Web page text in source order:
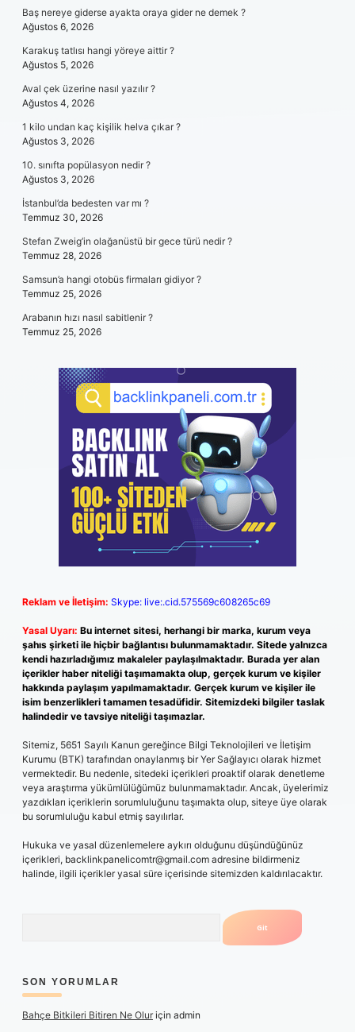
Baş nereye giderse ayakta oraya gider ne demek ?
Ağustos 6, 2026
Karakuş tatlısı hangi yöreye aittir ?
Ağustos 5, 2026
Aval çek üzerine nasıl yazılır ?
Ağustos 4, 2026
1 kilo undan kaç kişilik helva çıkar ?
Ağustos 3, 2026
10. sınıfta popülasyon nedir ?
Ağustos 3, 2026
İstanbul’da bedesten var mı ?
Temmuz 30, 2026
Stefan Zweig’in olağanüstü bir gece türü nedir ?
Temmuz 28, 2026
Samsun’a hangi otobüs firmaları gidiyor ?
Temmuz 25, 2026
Arabanın hızı nasıl sabitlenir ?
Temmuz 25, 2026
Reklam ve İletişim: Skype: live:.cid.575569c608265c69
Yasal Uyarı: Bu internet sitesi, herhangi bir marka, kurum veya
şahıs şirketi ile hiçbir bağlantısı bulunmamaktadır. Sitede yalnızca
kendi hazırladığımız makaleler paylaşılmaktadır. Burada yer alan
içerikler haber niteliği taşımamakta olup, gerçek kurum ve kişiler
hakkında paylaşım yapılmamaktadır. Gerçek kurum ve kişiler ile
isim benzerlikleri tamamen tesadüfidir. Sitemizdeki bilgiler taslak
halindedir ve tavsiye niteliği taşımazlar.
Sitemiz, 5651 Sayılı Kanun gereğince Bilgi Teknolojileri ve İletişim
Kurumu (BTK) tarafından onaylanmış bir Yer Sağlayıcı olarak hizmet
vermektedir. Bu nedenle, sitedeki içerikleri proaktif olarak denetleme
veya araştırma yükümlülüğümüz bulunmamaktadır. Ancak, üyelerimiz
yazdıkları içeriklerin sorumluluğunu taşımakta olup, siteye üye olarak
bu sorumluluğu kabul etmiş sayılırlar.
Hukuka ve yasal düzenlemelere aykırı olduğunu düşündüğünüz
içerikleri, backlinkpanelicomtr@gmail.com adresine bildirmeniz
halinde, ilgili içerikler yasal süre içerisinde sitemizden kaldırılacaktır.
SON YORUMLAR
Bahçe Bitkileri Bitiren Ne Oluriçin admin